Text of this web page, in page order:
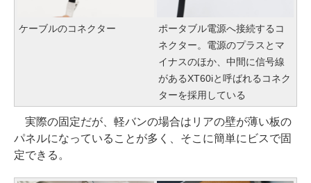
ケーブルのコネクター
ポータブル電源へ接続するコ
ネクター。電源のプラスとマ
イナスのほか、中間に信号線
があるXT60iと呼ばれるコネク
ターを採用している
実際の固定だが、軽バンの場合はリアの壁が薄い板の
パネルになっていることが多く、そこに簡単にビスで固
定できる。